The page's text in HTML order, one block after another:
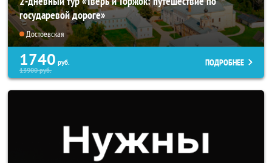
государевой дороге»
Достоевская
1740 руб.
13900руб.
ПОДРОБНЕЕ